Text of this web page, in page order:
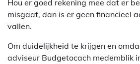
Hou er goed rekening mee dat er
misgaat, dan is er geen financieel
vallen.
Om duidelijkheid te krijgen en
adviseur Budgetocach medemblik